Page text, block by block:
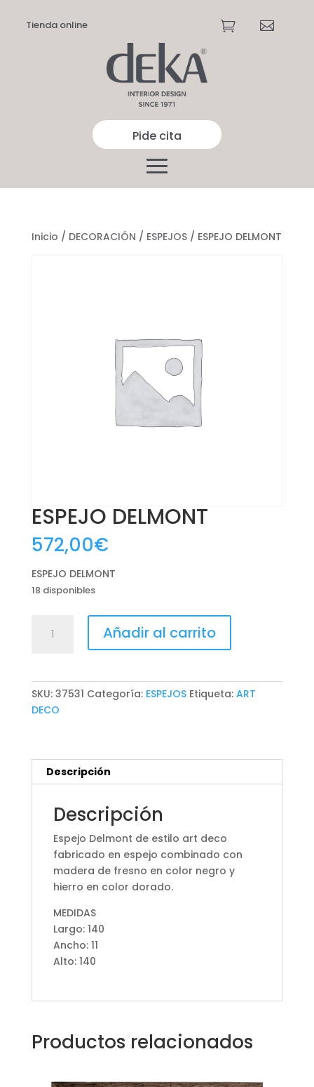
Tienda online  
Pide cita
Inicio / DECORACIÓN / ESPEJOS/ ESPEJO DELMONT
ESPEJO DELMONT
572,00€
ESPEJO DELMONT
18 disponibles
DELMONT
Añadir al carrito
SKU: 37531 Categoría: ESPEJOS Etiqueta: ART
DECO
Descripción
Descripción
Espejo Delmont de estilo art deco
fabricado en espejo combinado con
madera de fresno en color negro y
hierro en color dorado.
MEDIDAS
Largo: 140
Ancho: 11
Alto: 140
Productos relacionados